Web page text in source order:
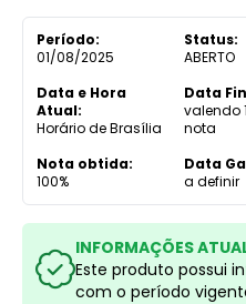
Período:
01/08/2025
Status:
ABERTO
Data e Hora
Atual:
Horário de Brasília
Data
valendo
nota
Nota obtida:
100%
Data
a definir
INFORMAÇÕES
Este produto possui
com o período